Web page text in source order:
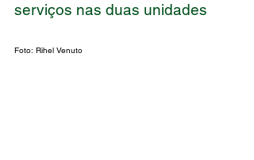
serviços nas duas unidades
Foto: Rihel Venuto